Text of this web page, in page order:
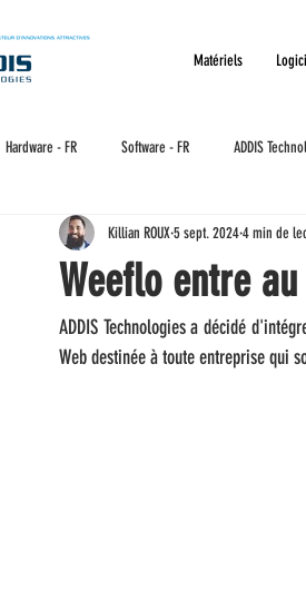
Matériels
Hardware - FR Software - FR ADDIS
Weeflo entre au
Killian ROUX5 sept. 20244 min de
ADDIS Technologies a décidé
Web destinée à toute entreprise qui